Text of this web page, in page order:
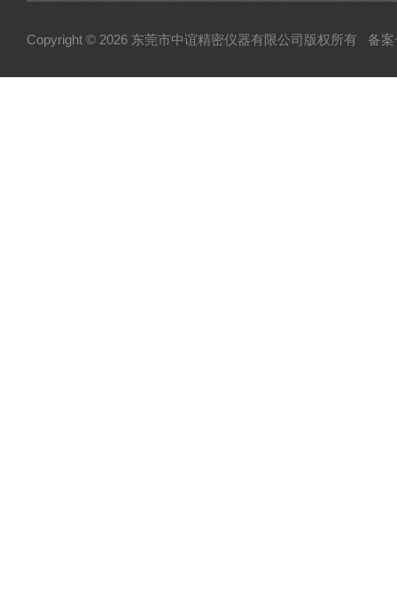
Copyright © 2026 东莞市中谊精密仪器有限公司版权所有 备案